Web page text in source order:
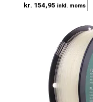
kr. 154,95 inkl. moms